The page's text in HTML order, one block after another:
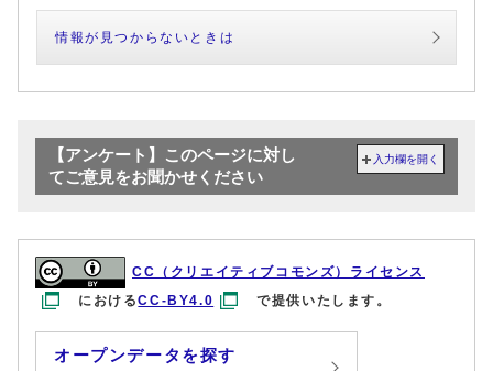
情報が見つからないときは
【アンケート】このページに対し
てご意見をお聞かせください
入力欄を開く
CC（クリエイティブコモンズ）ライセンス
におけるCC-BY4.0 で提供いたします。
オープンデータを探す